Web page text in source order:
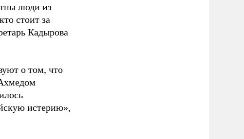
люди из
стоит за
Кадырова
о том, что
истерию»,